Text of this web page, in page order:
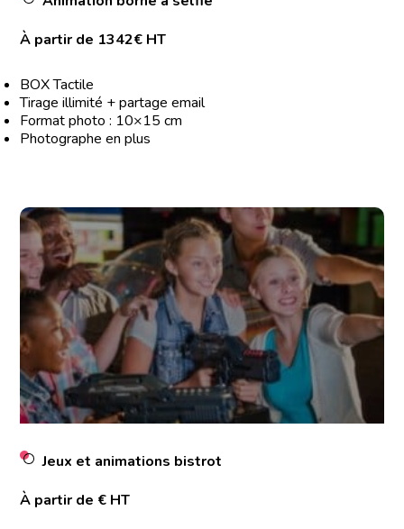
À partir de 1342€ HT
BOX Tactile
Tirage illimité + partage email
Format photo : 10×15 cm
Photographe en plus
Jeux et animations bistrot
À partir de € HT